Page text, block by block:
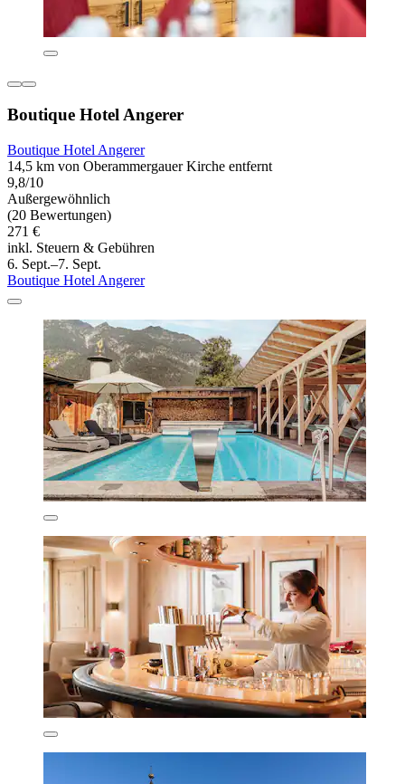
Boutique Hotel Angerer
Boutique Hotel Angerer
14,5 km von Oberammergauer Kirche entfernt
9,8/10
Außergewöhnlich
(20 Bewertungen)
271 €
inkl. Steuern & Gebühren
6. Sept.–7. Sept.
Boutique Hotel Angerer